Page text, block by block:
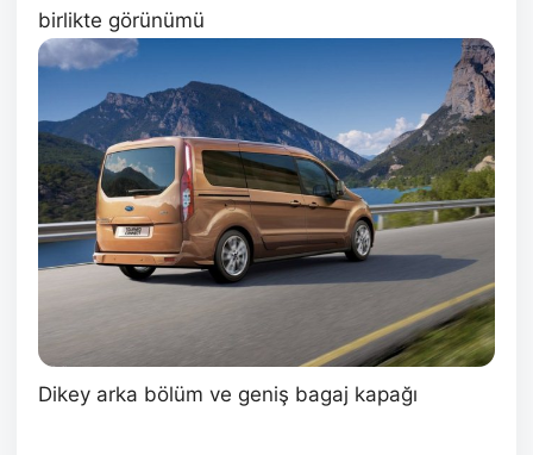
birlikte görünümü
Dikey arka bölüm ve geniş bagaj kapağı